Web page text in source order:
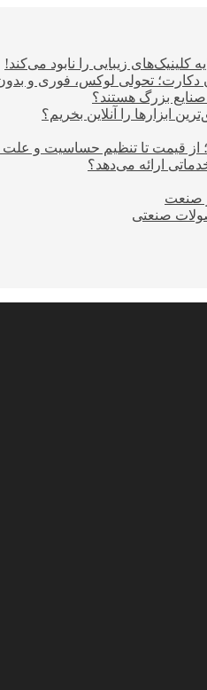
کلینیک‌های زیبایی را نابود می‌کند!
دکارت؛ تحولی لوکس، فوری و
ابزارها را آنلاین بخریم؟
از قیمت تا تنظیم حساسیت و
صنعت
صنعتی